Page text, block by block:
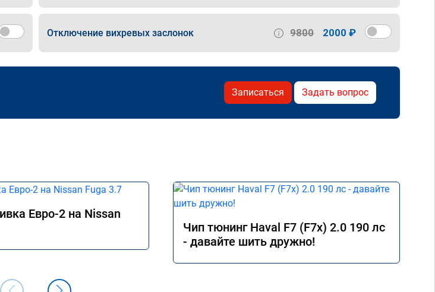
Отключение вихревых заслонок 9800 2000 ₽
Записаться Задать вопрос
Евро-2 на Nissan
Чип тюнинг Haval F7 (F7x) 2.0 190 лс
- давайте шить дружно!